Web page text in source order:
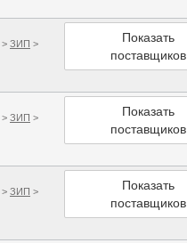
> ЗИП >
Показать
поставщиков
> ЗИП >
Показать
поставщиков
> ЗИП >
Показать
поставщиков